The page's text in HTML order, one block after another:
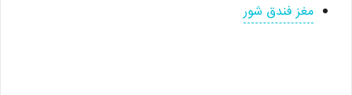
مغز فندق شور